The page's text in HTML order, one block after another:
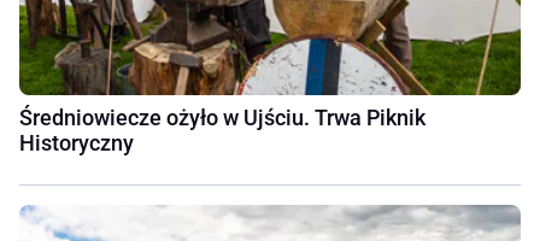
Średniowiecze ożyło w Ujściu. Trwa Piknik
Historyczny